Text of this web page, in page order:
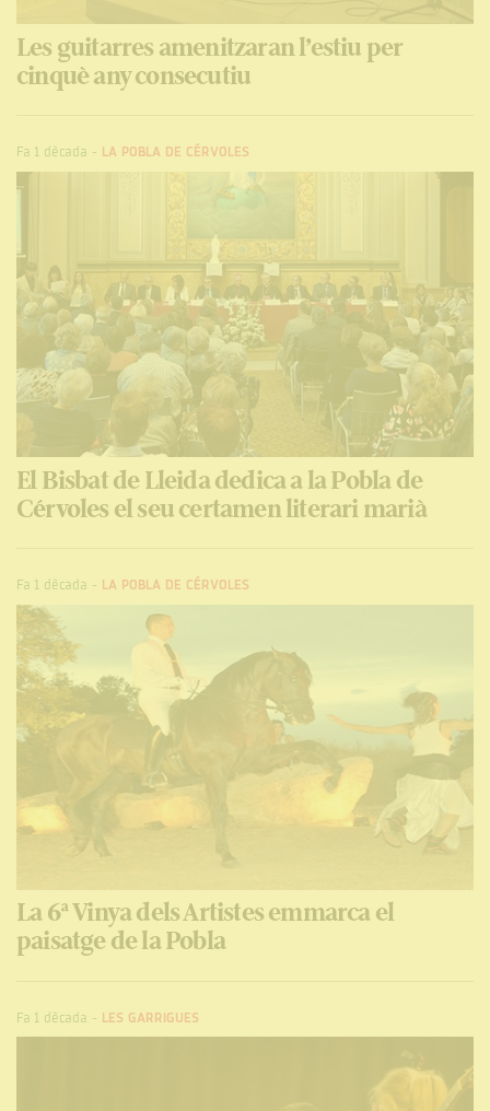
Les guitarres amenitzaran l’estiu per
cinquè any consecutiu
Fa 1 dècada - LA POBLA DE CÉRVOLES
El Bisbat de Lleida dedica a la Pobla de
Cérvoles el seu certamen literari marià
Fa 1 dècada - LA POBLA DE CÉRVOLES
La 6ª Vinya dels Artistes emmarca el
paisatge de la Pobla
Fa 1 dècada - LES GARRIGUES